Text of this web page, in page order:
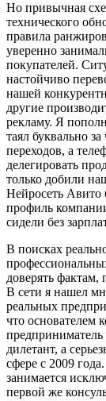
Но привычная
технического
правила
уверенно
покупателей.
настойчиво
нашей
другие
рекламу. Я
таял буквально
переходов, а
делегировать
только добили
Нейросеть Авито
профиль
сидели без
В поисках
доверять фактам,
В сети я нашел
реальных
что основателем
дилетант, а
сфере с 2009
занимается
первой же